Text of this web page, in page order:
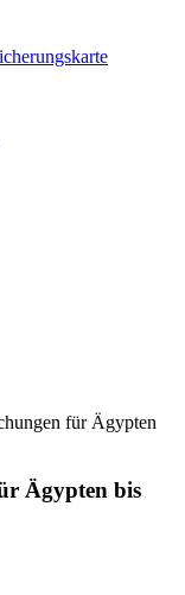
für Ägypten
Ägypten bis